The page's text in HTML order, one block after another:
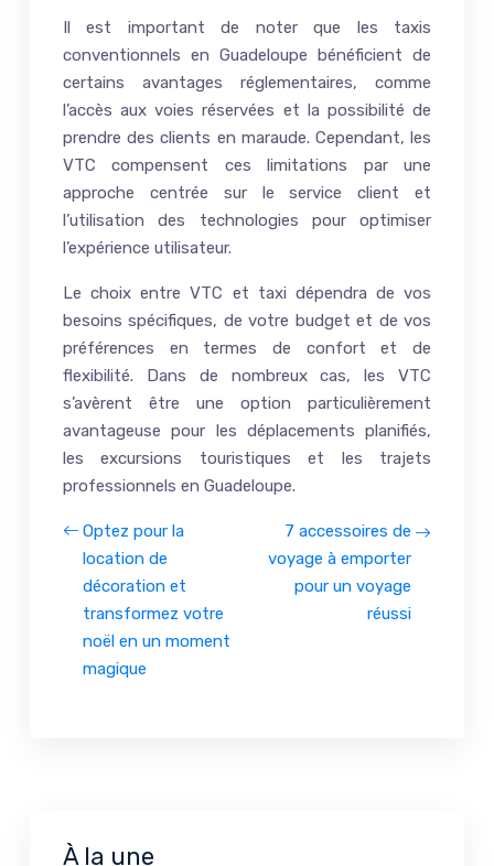
Il est important de noter que les taxis
conventionnels en Guadeloupe bénéficient de
certains avantages réglementaires, comme
l’accès aux voies réservées et la possibilité de
prendre des clients en maraude. Cependant, les
VTC compensent ces limitations par une
approche centrée sur le service client et
l’utilisation des technologies pour optimiser
l’expérience utilisateur.
Le choix entre VTC et taxi dépendra de vos
besoins spécifiques, de votre budget et de vos
préférences en termes de confort et de
flexibilité. Dans de nombreux cas, les VTC
s’avèrent être une option particulièrement
avantageuse pour les déplacements planifiés,
les excursions touristiques et les trajets
professionnels en Guadeloupe.
Optez pour la
location de
décoration et
transformez votre
noël en un moment
magique
7 accessoires de
voyage à emporter
pour un voyage
réussi
À la une